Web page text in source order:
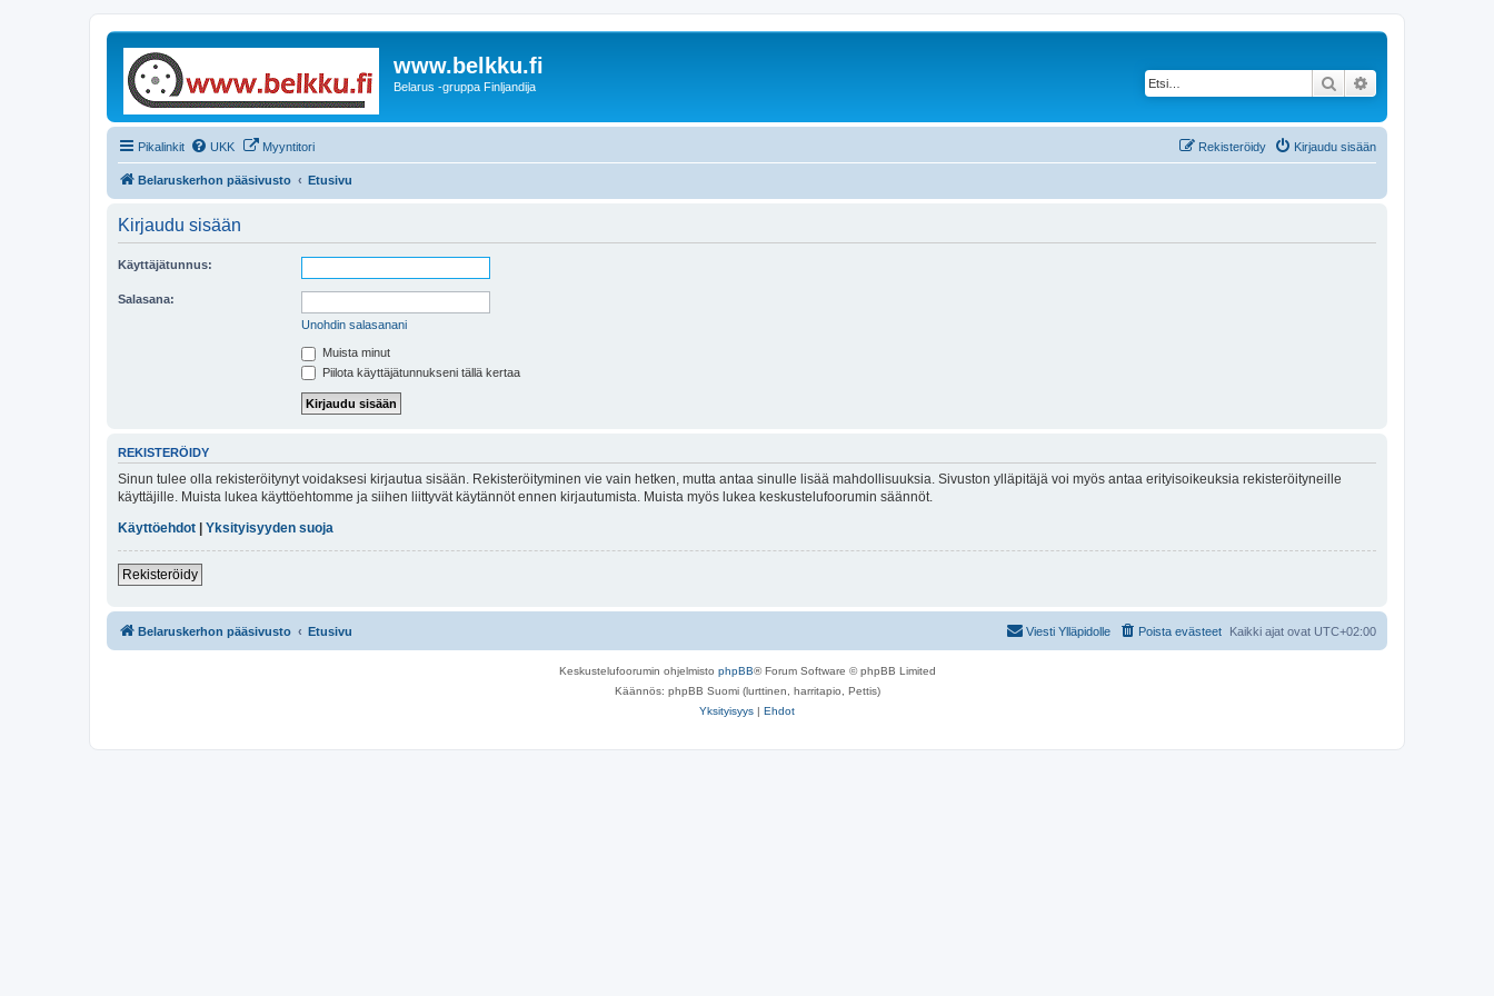
www.belkku.fi
Belarus -gruppa Finljandija Etsi
Pikalinkit UKK Myyntitori Kirjaudu sisään
Rekisteröidy
Belaruskerhon pääsivusto Etusivu
Kirjaudu sisään
Käyttäjätunnus:
Salasana:
Unohdin salasanani
Muista minut
Piilota käyttäjätunnukseni tällä kertaa
REKISTERÖIDY
Sinun tulee olla rekisteröitynyt voidaksesi kirjautua sisään. Rekisteröityminen vie vain hetken, mutta antaa sinulle lisää mahdollisuuksia. Sivuston ylläpitäjä voi myös antaa erityisoikeuksia rekisteröityneille
käyttäjille. Muista lukea käyttöehtomme ja siihen liittyvät käytännöt ennen kirjautumista. Muista myös lukea keskustelufoorumin säännöt.
Käyttöehdot | Yksityisyyden suoja
Rekisteröidy
Belaruskerhon pääsivusto Etusivu Kaikki ajat ovat UTC+02:00
Poista evästeet
Viesti Ylläpidolle
Keskustelufoorumin ohjelmisto phpBB® Forum Software © phpBB Limited
Käännös: phpBB Suomi (lurttinen, harritapio, Pettis)
Yksityisyys | Ehdot